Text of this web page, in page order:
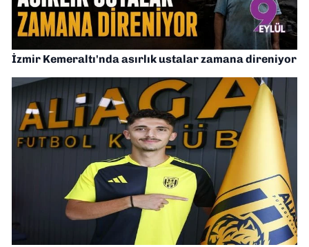
İzmir Kemeraltı'nda asırlık ustalar zamana direniyor